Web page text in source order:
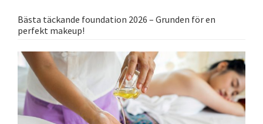
Bästa täckande foundation 2026 – Grunden för en
perfekt makeup!